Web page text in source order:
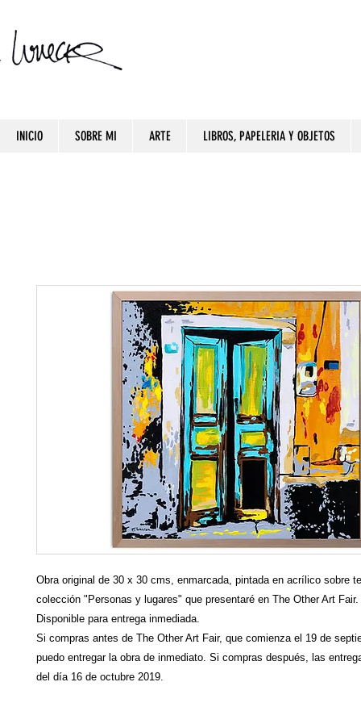
INICIO SOBRE MI ARTE LIBROS, PAPELERIA Y OBJETOS
Obra original de 30 x 30 cms, enmarcada, pintada en acrílico sobre
colección "Personas y lugares" que presentaré en The Other Art Fair.
Disponible para entrega inmediada.
Si compras antes de The Other Art Fair, que comienza el 19 de
puedo entregar la obra de inmediato. Si compras después, las
del día 16 de octubre 2019.